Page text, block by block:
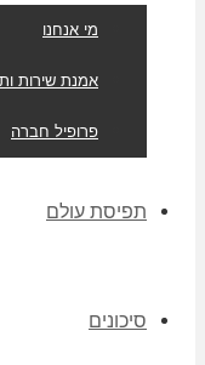
מי אנחנו
אמנת שירות
פרופיל חברה
תפיסת עולם
סיכונים